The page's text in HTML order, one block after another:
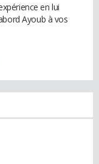
en lui
Ayoub à vos